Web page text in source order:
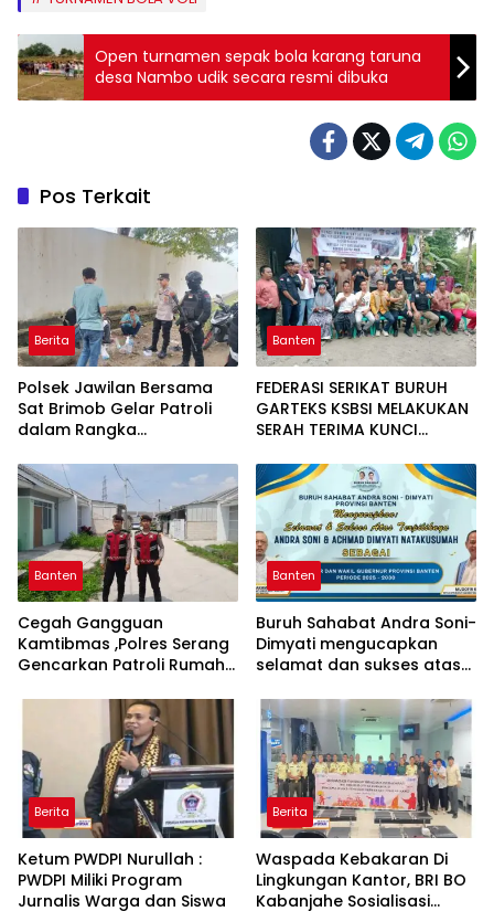
Open turnamen sepak bola karang taruna
desa Nambo udik secara resmi dibuka
Pos Terkait
Berita
Polsek Jawilan Bersama
Sat Brimob Gelar Patroli
dalam Rangka
Premanisme
Banten
FEDERASI SERIKAT BURUH
GARTEKS KSBSI MELAKUKAN
SERAH TERIMA KUNCI
KOPER KECAMATAN
CIKANDE KABUPATEN
Banten
Cegah Gangguan
Kamtibmas ,Polres Serang
Gencarkan Patroli Rumah
Banten
Buruh Sahabat Andra Soni-
Dimyati mengucapkan
selamat dan sukses atas
Wakil Gubernur Provinsi
Banten
Berita
Ketum PWDPI Nurullah :
PWDPI Miliki Program
Jurnalis Warga dan Siswa
Berita
Waspada Kebakaran Di
Lingkungan Kantor, BRI BO
Kabanjahe Sosialisasi